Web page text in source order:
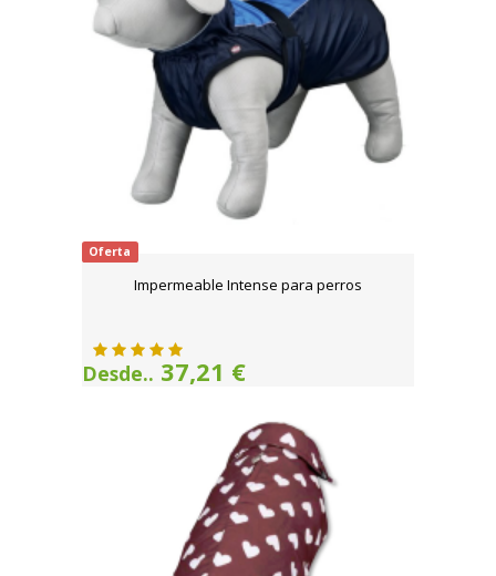
Oferta
Impermeable Intense para perros
Desde.. 37,21 €